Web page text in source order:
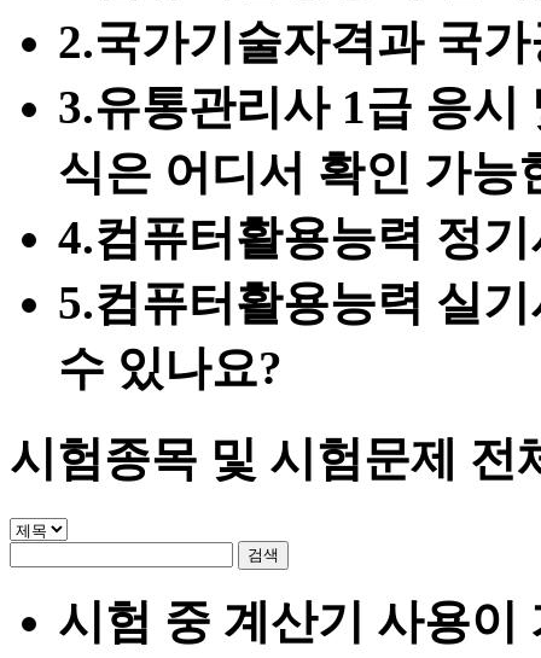
2.국가기술자격과 국
3.유통관리사 1급 응시
식은 어디서 확인 가능
4.컴퓨터활용능력 정
5.컴퓨터활용능력 실
수 있나요?
시험종목 및 시험문제 전
시험 중 계산기 사용이